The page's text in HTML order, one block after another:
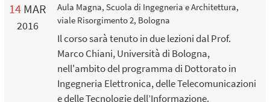
14 MAR
2016
Aula Magna, Scuola di Ingegneria e Architettura,
viale Risorgimento 2, Bologna
Il corso sarà tenuto in due lezioni dal Prof.
Marco Chiani, Università di Bologna,
nell'ambito del programma di Dottorato in
Ingegneria Elettronica, delle Telecomunicazioni
e delle Tecnologie dell’Informazione.